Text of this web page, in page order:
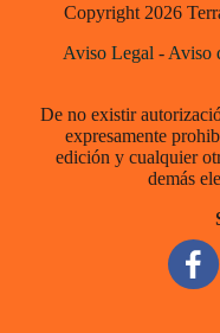
Copyright 2026
Aviso Legal - Aviso
De no existir
expresamente
edición y cualquier
demás